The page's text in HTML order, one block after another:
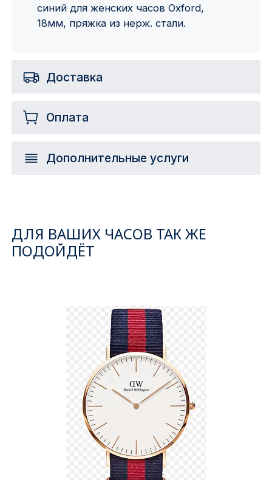
синий для женских часов Oxford,
18мм, пряжка из нерж. стали.
Доставка
Оплата
Дополнительные услуги
ДЛЯ ВАШИХ ЧАСОВ ТАК ЖЕ
ПОДОЙДЁТ